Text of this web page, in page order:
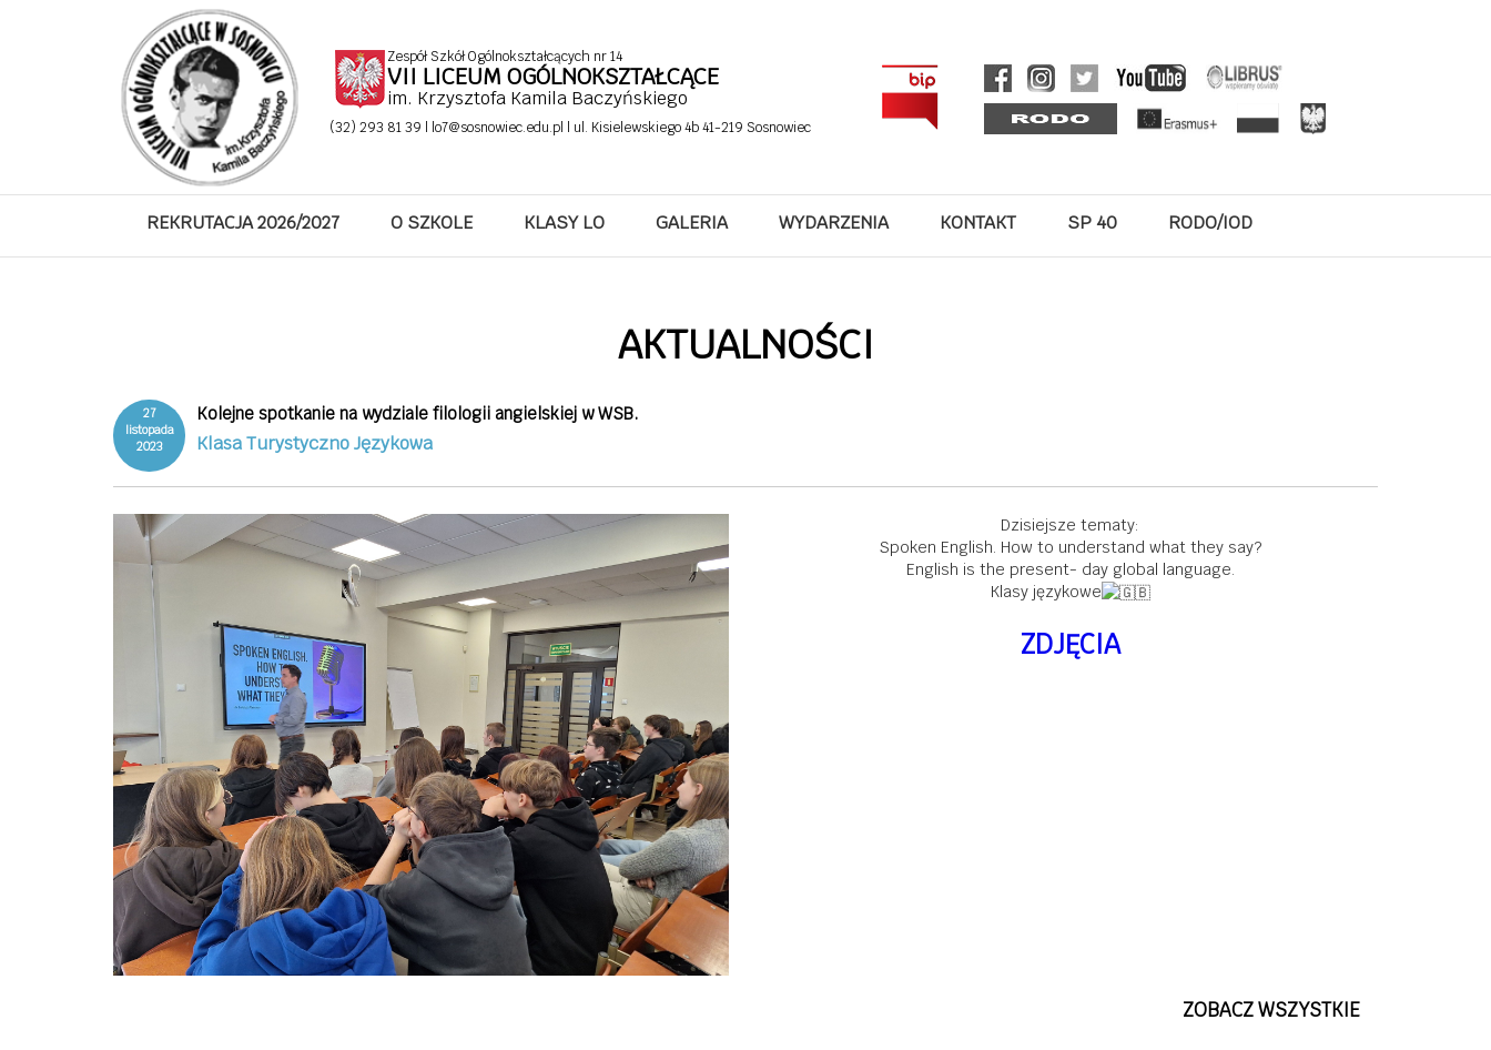
Zespół Szkół Ogólnokształcących nr 14
VII LICEUM OGÓLNOKSZTAŁCĄCE
im. Krzysztofa Kamila Baczyńskiego
(32) 293 81 39 | lo7@sosnowiec.edu.pl | ul. Kisielewskiego 4b 41-219 Sosnowiec
REKRUTACJA 2026/2027 O SZKOLE KLASY LO GALERIA WYDARZENIA KONTAKT SP 40 RODO/IOD
AKTUALNOŚCI
27
listopada
2023
Kolejne spotkanie na wydziale filologii angielskiej w WSB.
Klasa Turystyczno Językowa
Dzisiejsze tematy:
Spoken English. How to understand what they say?
English is the present- day global language.
Klasy językowe
ZDJĘCIA
ZOBACZ WSZYSTKIE